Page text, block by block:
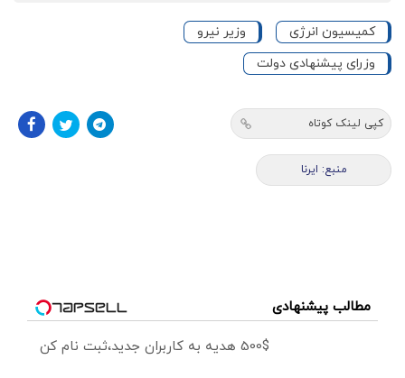
کمیسیون انرژی
وزیر نیرو
وزرای پیشنهادی دولت
کپی لینک کوتاه
منبع: ایرنا
مطالب پیشنهادی
500$ هدیه به کاربران جدید،ثبت نام کن